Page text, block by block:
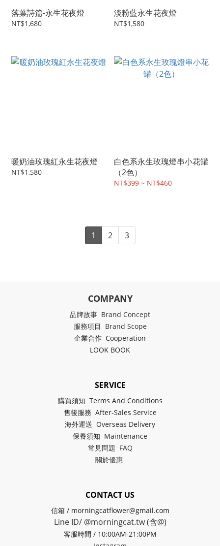
落葉詩篇-永生花夜燈
NT$1,680
淡粉藍永生花夜燈
NT$1,580
暖奶油玫瑰紅永生花夜燈
NT$1,580
白色系永生玫瑰燈串小花罐
（2色）
NT$399 ~ NT$460
1 2 3
COMPANY
品牌故事 Brand Concept
服務項目 Brand Scope
企業合作 Cooperation
LOOK BOOK
SERVICE
購買須知 Terms And Conditions
售後服務 After-Sales Service
海外運送 Overseas Delivery
保養須知 Maintenance
常見問題 FAQ
關於優惠
CONTACT US
信箱 / morningcatflower@gmail.com
Line ID/ @morningcat.tw (含@)
客服時間 / 10:00AM-21:00PM